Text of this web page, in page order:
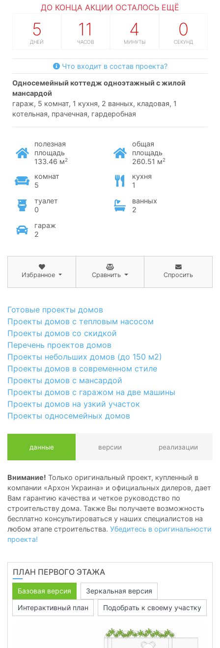
ДО КОНЦА АКЦИИ ОСТАЛОСЬ ЕЩЁ
5
ДНЕЙ
11
ЧАСОВ
3
МИНУТЫ
59
СЕКУНД
Что входит в состав проекта?
односемейный коттедж одноэтажный с жилой
мансардой
гараж, 5 комнат, 1 кухня, 2 ванных, кладовая, 1
котельная, прачечная, гардеробная
полезная
площадь
133.46 м2
общая
площадь
260.51 м2
комнат
5
кухня
1
туалет
0
ванных
2
гараж
2
Избранное Сравнить Спросить
Готовые проекты домов
Проекты домов с тепловым насосом
Проекты домов со скидкой
Перечень проектов домов
Проекты небольших домов (до 150 м2)
Проекты домов в современном стиле
Проекты домов с мансардой
Проекты домов с гаражом на две машины
Проекты домов на узкий участок
Проекты односемейных домов
данные версии реализации
Внимание! Только оригинальный проект, купленный в
компании «Архон Украина» и официальных дилеров, дает
Вам гарантию качества и четкое руководство по
строительству дома. Также Вы получаете возможность
бесплатно консультироваться у наших специалистов на
любом этапе строительства. Убедитесь в оригинальности
проекта!
ПЛАН ПЕРВОГО ЭТАЖА
Базовая версия
Зеркальная версия
Интерактивный план
Подобрать к своему участку